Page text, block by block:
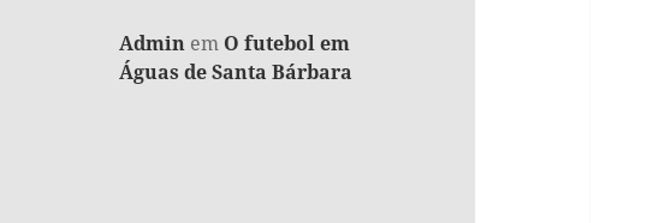
Admin em O futebol em
Águas de Santa Bárbara